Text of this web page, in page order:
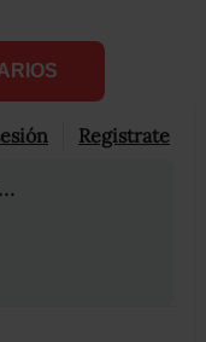
Registrate